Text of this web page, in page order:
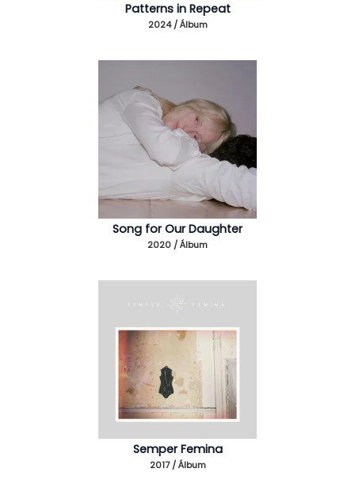
Patterns in Repeat
2024 / Álbum
Song for Our Daughter
2020 / Álbum
Semper Femina
2017 / Álbum